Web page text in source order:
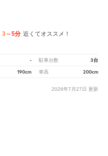
3～5分 近くてオススメ！
- 駐車台数 3台
190cm 車高 200cm
2026年7月27日 更新